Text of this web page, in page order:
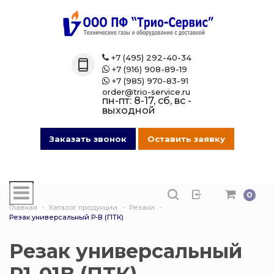
Назад
Технические газы
Азот
Ацетилен
Углекислота
Газовые баллоны
Защита
016 Сварочная проволока
007 Зажимы
014 Редуктора
0
+7 (495) 292-40-34
+7 (916) 908-89-19
+7 (985) 970-83-91
order@trio-service.ru
пн-пт: 8-17, сб, вс -
выходной
Заказать звонок Оставить заявку
Главная Каталог продукции
Резаки
Резак универсальный Р-В (ПТК)
Резак универсальный